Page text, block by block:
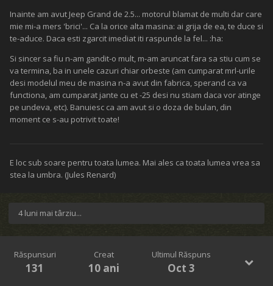
Inainte am avut Jeep Grand de 2.5... motorul blamat de multi dar care
mie mi-a mers 'brici'... Ca la orice alta masina: ai grija de ea, te duce si
te-aduce. Daca esti zgarcit imediat iti raspunde la fel... :ha:
Si sincer sa fiu n-am gandit-o mult, m-am aruncat fara sa stiu cum se
va termina, ba in unele cazuri chiar orbeste (am cumparat mrl-urile
desi modelul meu de masina n-a avut din fabrica, sperand ca va
functiona, am cumparat jante cu et -25 desi nu stiam daca vor atinge
pe undeva, etc). Banuiesc ca am avut si o doza de bulan, din
moment ce s-au potrivit toate!
E loc sub soare pentru toata lumea. Mai ales ca toata lumea vrea sa
stea la umbra. (Jules Renard)
4 luni mai târziu...
Răspunsuri
131
Creat
10 ani
Ultimul Răspuns
Oct 3